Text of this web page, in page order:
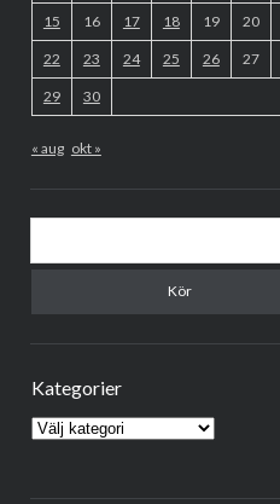
15 16 17 18 19 20
22 23 24 25 26 27
29 30
« aug okt »
Kategorier
Kategorier